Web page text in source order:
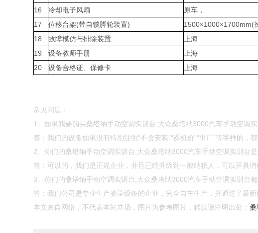
16
冷却电子风扇 原车，
17
位移台架(带自锁脚轮装置) 1500×1000×1700mm(
18
故障模仿与排除装置 上海
19
设备教师手册 上海
20
设备合格证、保修卡 上海
常见问题：
1、如果我要购买桑塔纳手动空调实训台,大众桑塔纳3000汽车手动空调
答：我们的设备如果没有特别注明“不含安装”“裸机价”“出厂”等字样的，
2、你们的桑塔纳手动空调实训台,大众桑塔纳3000汽车手动空调实训台
答：可以的，我们是正规企业，并且已经升级到一般纳税人，可以开具
3、你们的桑塔纳手动空调实训台,大众桑塔纳3000汽车手动空调实训台
答：我们公司是专业生产教学设备的企业，完全自主生产，并通过了最
本文来自网络，不代表本站立场，图片为参考图片，转载请注明出处：桑